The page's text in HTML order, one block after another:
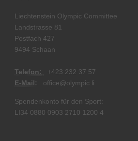
Liechtenstein Olympic Committee
Landstrasse 81
Postfach 427
9494 Schaan
Telefon: +423 232 37 57
E-Mail:
office@olympic.li
Spendenkonto für den Sport:
LI34 0880 0903 2710 1200 4